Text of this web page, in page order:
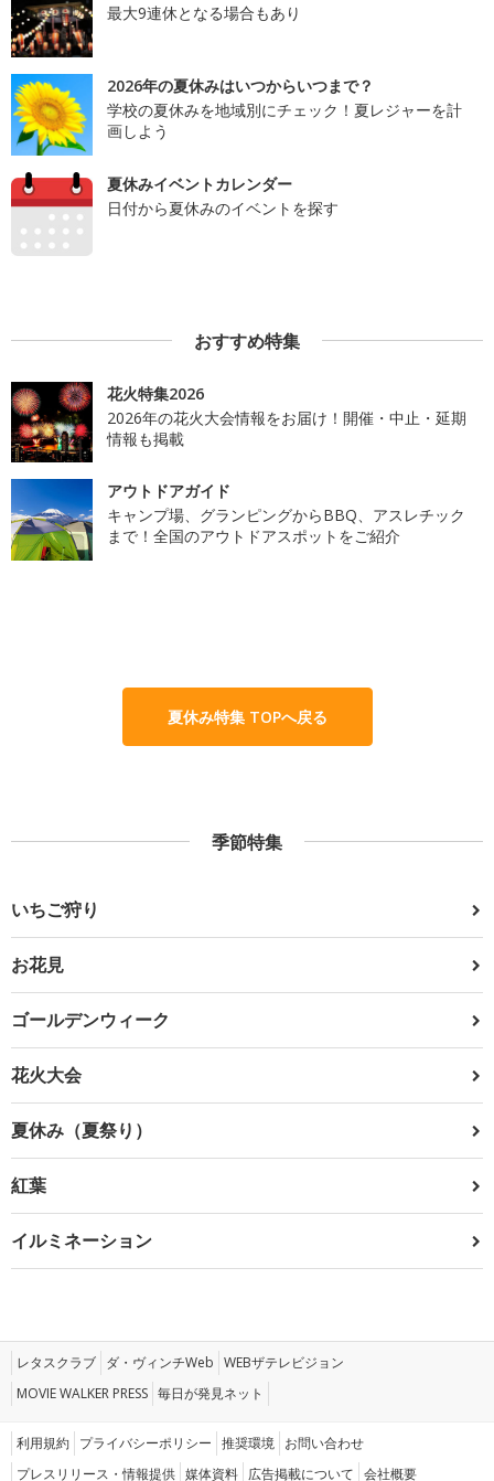
最大9連休となる場合もあり
2026年の夏休みはいつからいつまで？
学校の夏休みを地域別にチェック！夏レジャーを計
画しよう
夏休みイベントカレンダー
日付から夏休みのイベントを探す
おすすめ特集
花火特集2026
2026年の花火大会情報をお届け！開催・中止・延期
情報も掲載
アウトドアガイド
キャンプ場、グランピングからBBQ、アスレチック
まで！全国のアウトドアスポットをご紹介
夏休み特集 TOPへ戻る
季節特集
いちご狩り
お花見
ゴールデンウィーク
花火大会
夏休み（夏祭り）
紅葉
イルミネーション
レタスクラブ ダ・ヴィンチWeb WEBザテレビジョン
MOVIE WALKER PRESS 毎日が発見ネット
利用規約 プライバシーポリシー 推奨環境 お問い合わせ
プレスリリース・情報提供 媒体資料 広告掲載について 会社概要